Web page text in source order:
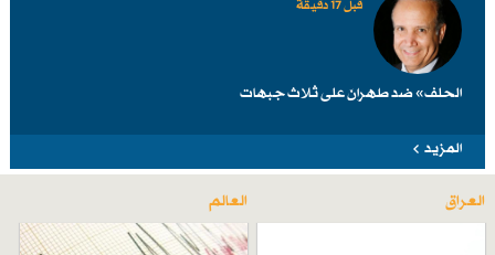
قبل 17 دقيقة
الحلف» ضد طهرانَ على ثلاث جبهات
المزيد
العراق العالم